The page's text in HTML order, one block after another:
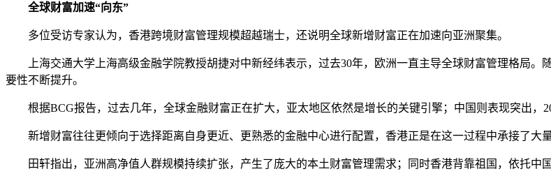
全球财富加速“向东”
多位受访专家认为，香港跨境财富管理规模超越瑞士，还说明全球新增财富正在加速向亚洲聚集。
上海交通大学上海高级金融学院教授胡捷对中新经纬表示，过去30年，欧洲一直主导全球财富管理格局
要性不断提升。
根据BCG报告，过去几年，全球金融财富正在扩大，亚太地区依然是增长的关键引擎；中国则表现突出，
新增财富往往更倾向于选择距离自身更近、更熟悉的金融中心进行配置，香港正是在这一过程中承接了大
田轩指出，亚洲高净值人群规模持续扩张，产生了庞大的本土财富管理需求；同时香港背靠祖国，依托中